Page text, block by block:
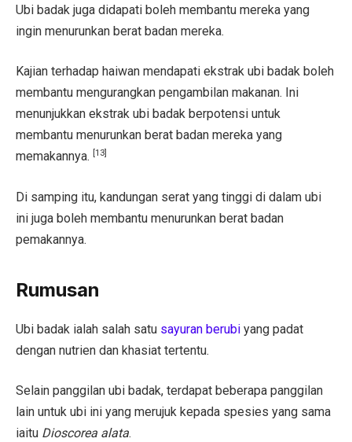
Ubi badak juga didapati boleh membantu mereka yang
ingin menurunkan berat badan mereka.
Kajian terhadap haiwan mendapati ekstrak ubi badak boleh
membantu mengurangkan pengambilan makanan. Ini
menunjukkan ekstrak ubi badak berpotensi untuk
membantu menurunkan berat badan mereka yang
memakannya.
[13]
Di samping itu, kandungan serat yang tinggi di dalam ubi
ini juga boleh membantu menurunkan berat badan
pemakannya.
Rumusan
Ubi badak ialah salah satu sayuran berubi yang padat
dengan nutrien dan khasiat tertentu.
Selain panggilan ubi badak, terdapat beberapa panggilan
lain untuk ubi ini yang merujuk kepada spesies yang sama
iaitu Dioscorea alata.